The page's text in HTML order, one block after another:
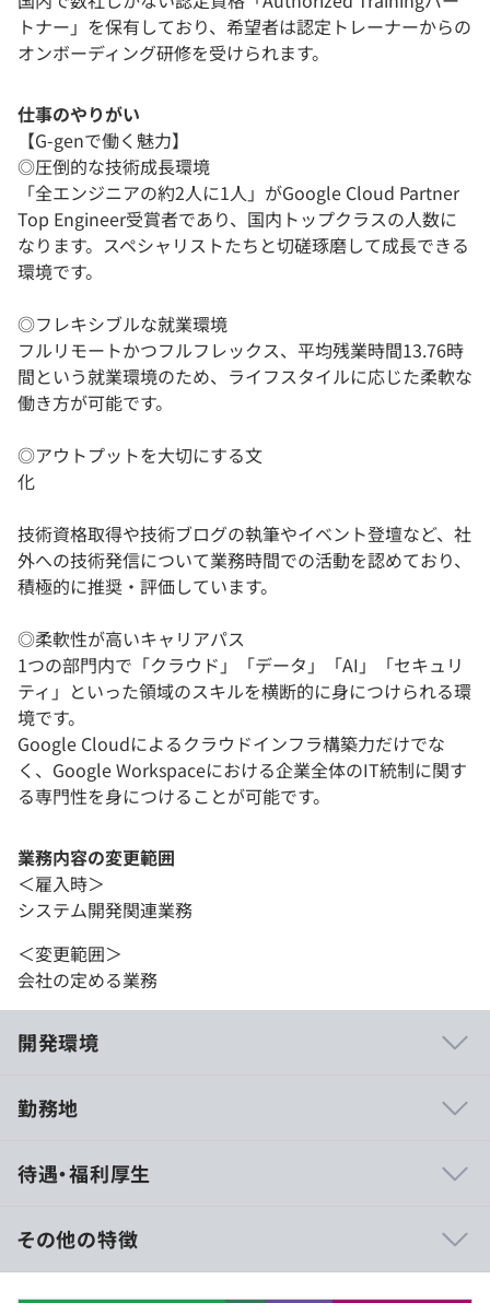
トナー」を保有しており、希望者は認定トレーナーからの
オンボーディング研修を受けられます。
仕事のやりがい
【G-genで働く魅力】
◎圧倒的な技術成長環境
「全エンジニアの約2人に1人」がGoogle Cloud Partner
Top Engineer受賞者であり、国内トップクラスの人数に
なります。スペシャリストたちと切磋琢磨して成長できる
環境です。
◎フレキシブルな就業環境
フルリモートかつフルフレックス、平均残業時間13.76時
間という就業環境のため、ライフスタイルに応じた柔軟な
働き方が可能です。
◎アウトプットを大切にする文
化
技術資格取得や技術ブログの執筆やイベント登壇など、社
外への技術発信について業務時間での活動を認めており、
積極的に推奨・評価しています。
◎柔軟性が高いキャリアパス
1つの部門内で「クラウド」「データ」「AI」「セキュリ
ティ」といった領域のスキルを横断的に身につけられる環
境です。
Google Cloudによるクラウドインフラ構築力だけでな
く、Google Workspaceにおける企業全体のIT統制に関す
る専門性を身につけることが可能です。
業務内容の変更範囲
＜雇入時＞
システム開発関連業務
＜変更範囲＞
会社の定める業務
開発環境
Google Cloudのパートナーとして、国内トップクラスの
多様な業界への支援実績と、500件以上の資格保有数が証
明する確かな知見で、セキュリティとコスト効率を両立し
た強固なクラウド基盤を構築。最新のテクノロジーをいつ
勤務地
待遇・福利厚生
【年収800万円〜1200万円】
その他の特徴